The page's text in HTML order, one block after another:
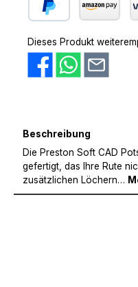
Dieses Produkt
Beschreibung
Die Preston Soft CAD
gefertigt, das Ihre Rute
zusätzlichen Löchern…